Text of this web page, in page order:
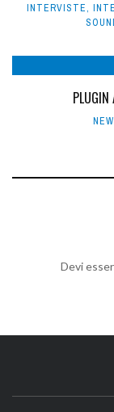
INTERVISTE,
PLUGIN
Devi